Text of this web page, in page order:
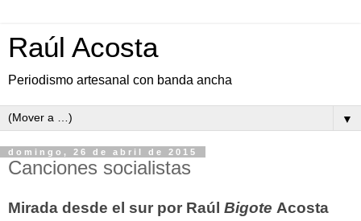
Raúl Acosta
Periodismo artesanal con banda ancha
▼
domingo, 26 de abril de 2015
Canciones socialistas
Mirada desde el sur por Raúl Bigote Acosta